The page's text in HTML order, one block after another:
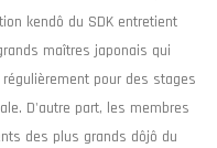
kendô du SDK entretient
maîtres japonais qui
pour des stages
D'autre part, les membres
des plus grands dôjô du